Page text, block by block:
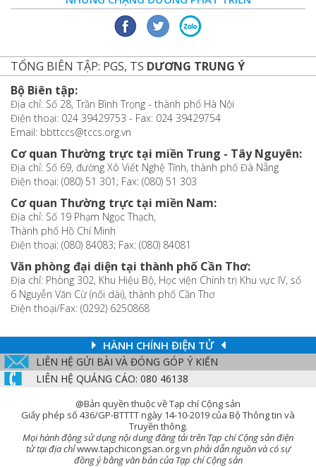
TỔNG BIÊN TẬP: PGS, TS DƯƠNG TRUNG Ý
Bộ Biên tập:
Địa chỉ: Số 28, Trần Bình Trọng - thành phố Hà Nội
Điện thoại: 024 39429753 - Fax: 024 39429754
Email: bbttccs@tccs.org.vn
Cơ quan Thường trực tại miền Trung - Tây Nguyên:
Địa chỉ: Số 69, đường Xô Viết Nghệ Tĩnh, thành phố Đà Nẵng
Điện thoại: (080) 51 301; Fax: (080) 51 303
Cơ quan Thường trực tại miền Nam:
Địa chỉ: Số 19 Phạm Ngọc Thạch,
Thành phố Hồ Chí Minh
Điện thoại: (080) 84083; Fax: (080) 84081
Văn phòng đại diện tại thành phố Cần Thơ:
Địa chỉ: Phòng 302, Khu Hiệu Bộ, Học viện Chính trị Khu vực IV, số
6 Nguyễn Văn Cừ (nối dài), thành phố Cần Thơ
Điện thoại/Fax: (0292) 6250868
HÀNH CHÍNH ĐIỆN TỬ
LIÊN HỆ GỬI BÀI VÀ ĐÓNG GÓP Ý KIẾN
LIÊN HỆ QUẢNG CÁO: 080 46138
@Bản quyền thuộc về Tạp chí Cộng sản
Giấy phép số 436/GP-BTTTT ngày 14-10-2019 của Bộ Thông tin và
Truyền thông.
Mọi hành động sử dụng nội dung đăng tải trên Tạp chí Cộng sản điện
tử tại địa chỉwww.tapchicongsan.org.vn phải dẫn nguồn và có sự
đồng ý bằng văn bản của Tạp chí Cộng sản